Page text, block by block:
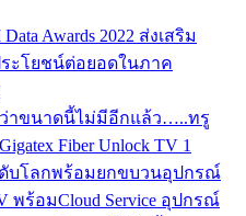
Awards 2022 ส่งเสริม
ระโยชน์ต่อยอดในภาค
าขนาดนี้ไม่มีอีกแล้ว…..ทรู
Fiber Unlock TV 1
ดับโลกพร้อมยกขบวนอุปกรณ์
พร้อมCloud Service อุปกรณ์